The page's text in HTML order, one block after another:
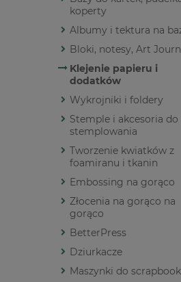
koperty
Albumy i tektura na
Bloki, notesy, Art
Klejenie papieru i
dodatków
Wykrojniki i foldery
Stemple i akcesoria do
stemplowania
Tworzenie kwiatków z
foamiranu i tkanin
Embossing na gorąco
Złocenia na gorąco na
gorąco
BetterPress
Dziurkacze
Maszynki do